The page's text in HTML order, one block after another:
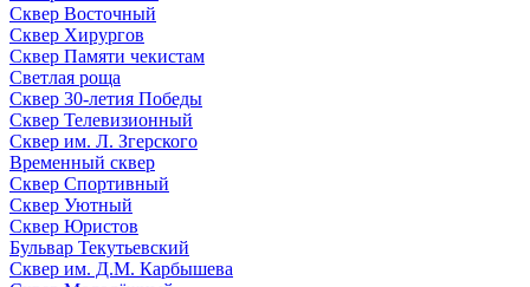
Сквер Восточный
Сквер Хирургов
Сквер Памяти чекистам
Светлая роща
Сквер 30-летия Победы
Сквер Телевизионный
Сквер им. Л. Згерского
Временный сквер
Сквер Спортивный
Сквер Уютный
Сквер Юристов
Бульвар Текутьевский
Сквер им. Д.М. Карбышева